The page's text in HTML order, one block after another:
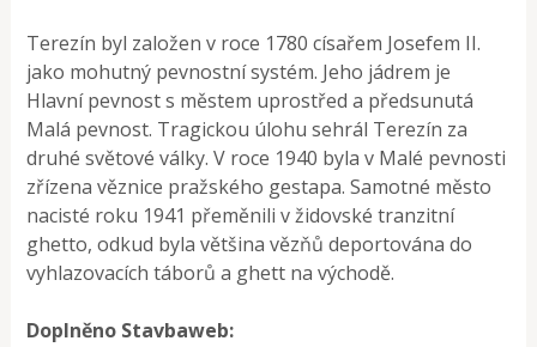
Terezín byl založen v roce 1780 císařem Josefem II.
jako mohutný pevnostní systém. Jeho jádrem je
Hlavní pevnost s městem uprostřed a předsunutá
Malá pevnost. Tragickou úlohu sehrál Terezín za
druhé světové války. V roce 1940 byla v Malé pevnosti
zřízena věznice pražského gestapa. Samotné město
nacisté roku 1941 přeměnili v židovské tranzitní
ghetto, odkud byla většina vězňů deportována do
vyhlazovacích táborů a ghett na východě.
Doplněno Stavbaweb: